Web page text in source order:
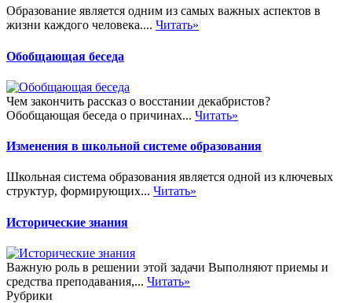
Образование является одним из самых важных аспектов в
жизни каждого человека.... Читать»
Обобщающая беседа
Чем закончить рассказ о восстании декабристов?
Обобщающая беседа о причинах... Читать»
Изменения в школьной системе образования
Школьная система образования является одной из ключевых
структур, формирующих... Читать»
Исторические знания
Важную роль в решении этой задачи Выполняют приемы и
средства преподавания,... Читать»
Рубрики